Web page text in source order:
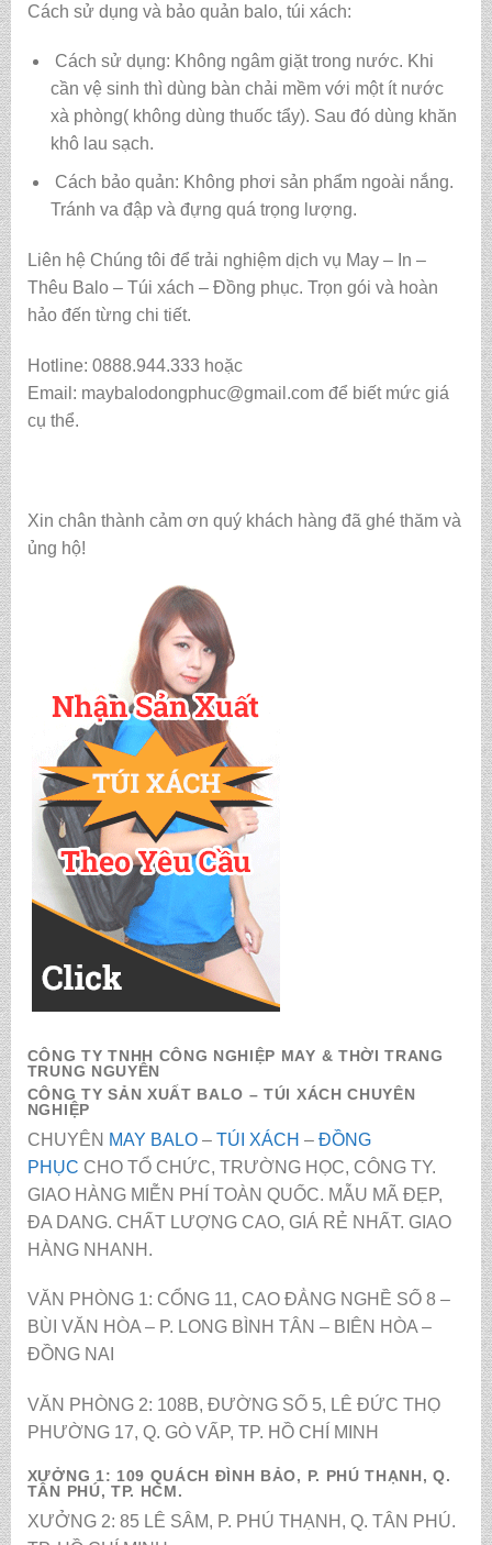
Cách sử dụng và bảo quản balo, túi xách:
Cách sử dụng: Không ngâm giặt trong nước. Khi
cần vệ sinh thì dùng bàn chải mềm với một ít nước
xà phòng( không dùng thuốc tẩy). Sau đó dùng khăn
khô lau sạch.
Cách bảo quản: Không phơi sản phẩm ngoài nắng.
Tránh va đập và đựng quá trọng lượng.
Liên hệ Chúng tôi để trải nghiệm dịch vụ May – In –
Thêu Balo – Túi xách – Đồng phục. Trọn gói và hoàn
hảo đến từng chi tiết.
Hotline: 0888.944.333 hoặc
Email: maybalodongphuc@gmail.com để biết mức giá
cụ thể.
Xin chân thành cảm ơn quý khách hàng đã ghé thăm và
ủng hộ!
CÔNG TY TNHH CÔNG NGHIỆP MAY & THỜI TRANG
TRUNG NGUYÊN
CÔNG TY SẢN XUẤT BALO – TÚI XÁCH CHUYÊN
NGHIỆP
CHUYÊN MAY BALO– TÚI XÁCH – ĐỒNG
PHỤC CHO TỔ CHỨC, TRƯỜNG HỌC, CÔNG TY.
GIAO HÀNG MIỄN PHÍ TOÀN QUỐC. MẪU MÃ ĐẸP,
ĐA DANG. CHẤT LƯỢNG CAO, GIÁ RẺ NHẤT. GIAO
HÀNG NHANH.
VĂN PHÒNG 1: CỔNG 11, CAO ĐẲNG NGHỀ SỐ 8 –
BÙI VĂN HÒA – P. LONG BÌNH TÂN – BIÊN HÒA –
ĐỒNG NAI
VĂN PHÒNG 2: 108B, ĐƯỜNG SỐ 5, LÊ ĐỨC THỌ
PHƯỜNG 17, Q. GÒ VẤP, TP. HỒ CHÍ MINH
XƯỞNG 1: 109 QUÁCH ĐÌNH BẢO, P. PHÚ THẠNH, Q.
TÂN PHÚ, TP. HCM.
XƯỞNG 2: 85 LÊ SÂM, P. PHÚ THẠNH, Q. TÂN PHÚ.